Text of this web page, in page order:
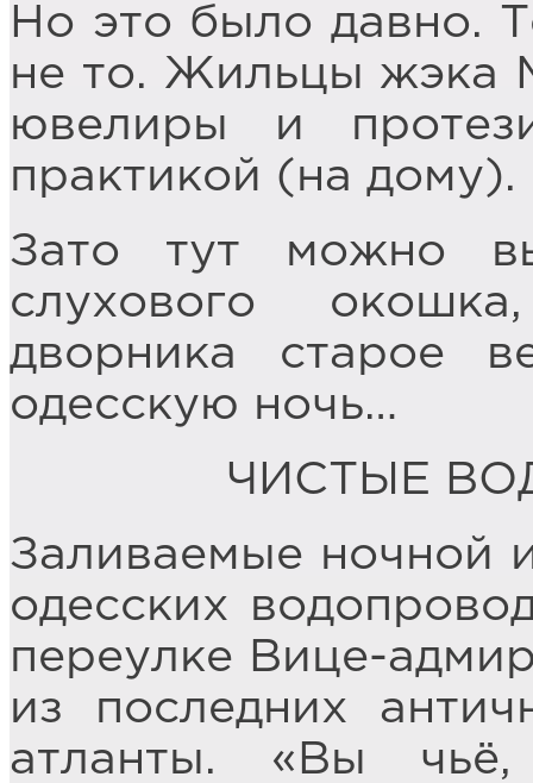
Но это было давно.
не то. Жильцы жэка
ювелиры и
практикой (на дому).
Зато тут можно
слухового
дворника старое
одесскую ночь…
ЧИСТЫЕ
Заливаемые ночной
одесских
переулке Вице-
из последних
атланты. «Вы чьё,